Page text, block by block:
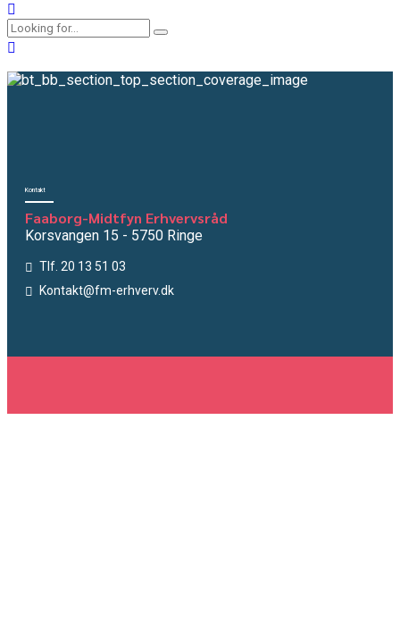
Kontakt
Faaborg-Midtfyn Erhvervsråd
Korsvangen 15 - 5750 Ringe
Tlf. 20 13 51 03
Kontakt@fm-erhverv.dk